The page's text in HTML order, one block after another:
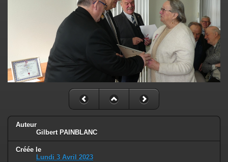
Auteur
Gilbert PAINBLANC
Créée le
Lundi 3 Avril 2023